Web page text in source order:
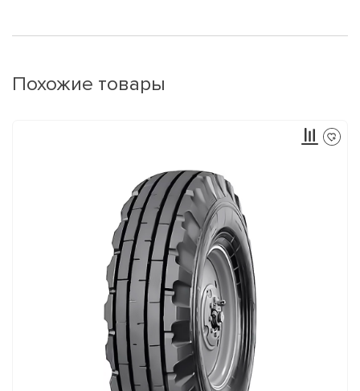
Похожие товары